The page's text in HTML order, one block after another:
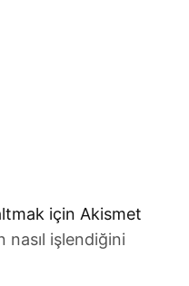
için Akismet
nasıl işlendiğini